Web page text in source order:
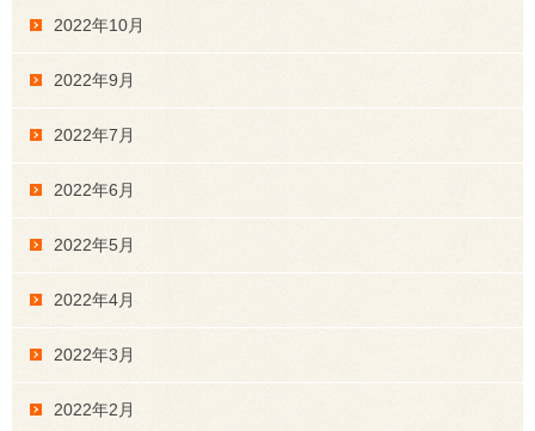
2022年10月
2022年9月
2022年7月
2022年6月
2022年5月
2022年4月
2022年3月
2022年2月